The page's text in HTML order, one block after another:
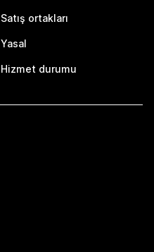
Satış ortakları
Yasal
Hizmet durumu